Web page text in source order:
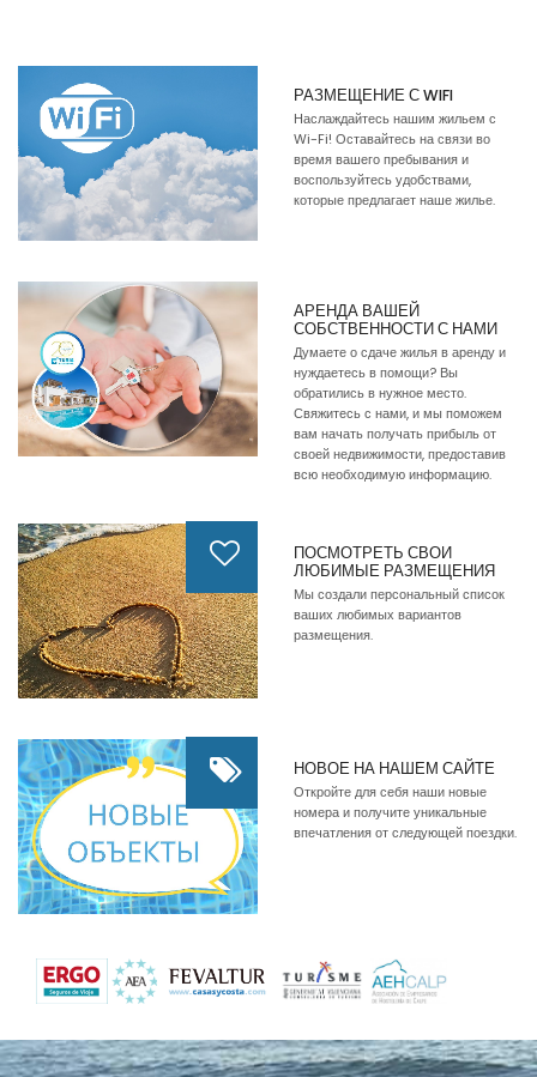
РАЗМЕЩЕНИЕ С WIFI
Наслаждайтесь нашим жильем с
Wi-Fi! Оставайтесь на связи во
время вашего пребывания и
воспользуйтесь удобствами,
которые предлагает наше жилье.
АРЕНДА ВАШЕЙ
СОБСТВЕННОСТИ С НАМИ
Думаете о сдаче жилья в аренду и
нуждаетесь в помощи? Вы
обратились в нужное место.
Свяжитесь с нами, и мы поможем
вам начать получать прибыль от
своей недвижимости, предоставив
всю необходимую информацию.
ПОСМОТРЕТЬ СВОИ
ЛЮБИМЫЕ РАЗМЕЩЕНИЯ
Мы создали персональный список
ваших любимых вариантов
размещения.
НОВОЕ НА НАШЕМ САЙТЕ
Откройте для себя наши новые
номера и получите уникальные
впечатления от следующей поездки.